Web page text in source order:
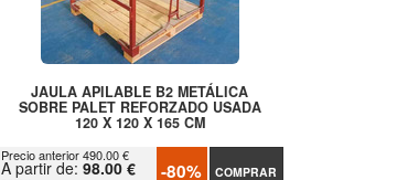
JAULA APILABLE B2 METÁLICA
SOBRE PALET REFORZADO USADA
120 X 120 X 165 CM
Precio anterior 490.00 €
A partir de:98.00 € -80% COMPRAR